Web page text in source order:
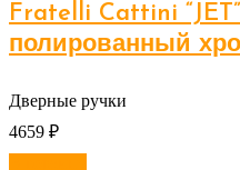
Fratelli Cattini
полированный
Дверные ручки
4659 ₽